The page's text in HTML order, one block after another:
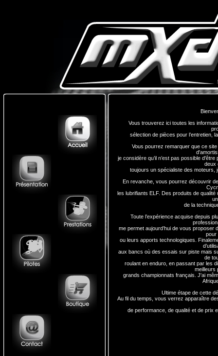
Vous trouverez ici toutes les
sélection de pièces pour l’entretien,
Vous pourrez remarquer que ce
je considère qu’il n’est pas possible
deux
toujours un spécialiste des moteurs,
En revanche, vous pourrez découvrir
les lubrifiants ELF. Des produits de
de la
Toute l’expérience acquise depuis
me permet aujourd’hui de vous
pour
ou leurs apports technologiques.
aux bancs où des essais sur piste mais
de
roulant en enduro, en passant par les
meilleurs
grands championnats français. J'ai
Ultime étape de cette
Au fil du temps, vous verrez apparaître
de performance, de qualité et de prix